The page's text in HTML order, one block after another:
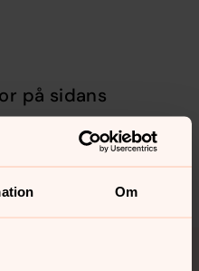
Om
på sidans